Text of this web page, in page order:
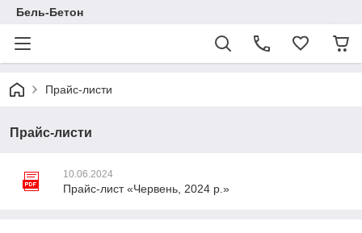
Бель-Бетон
Прайс-листи
Прайс-листи
10.06.2024
Прайс-лист «Червень, 2024 р.»